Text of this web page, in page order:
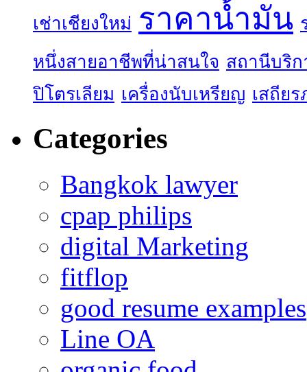
เช่าเชียงใหม่ ราคาน้ำมัน
หนึ่งสายอาชีพที่น่าสนใจ สถานีบริ
ปิโตรเลียม เครื่องนับเหรียญ เสถีย
Categories
Bangkok lawyer
cpap philips
digital Marketing
fitflop
good resume examples
Line OA